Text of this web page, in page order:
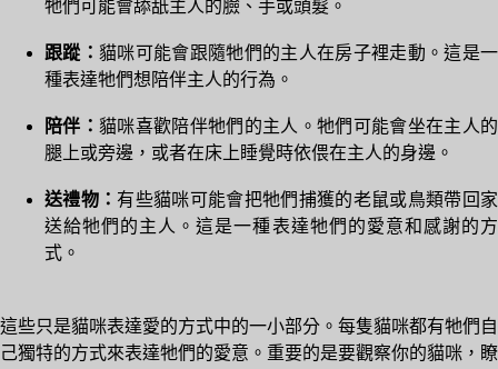
牠們可能會舔舐主人的臉、手或頭髮。
跟蹤： 貓咪可能會跟隨牠們的主人在房子裡走動。這是一
種表達牠們想陪伴主人的行為。
陪伴： 貓咪喜歡陪伴牠們的主人。牠們可能會坐在主人的
腿上或旁邊，或者在床上睡覺時依偎在主人的身邊。
送禮物： 有些貓咪可能會把牠們捕獲的老鼠或鳥類帶回家
送給牠們的主人。這是一種表達牠們的愛意和感謝的方
式。
這些只是貓咪表達愛的方式中的一小部分。每隻貓咪都有牠們自
己獨特的方式來表達牠們的愛意。重要的是要觀察你的貓咪，瞭